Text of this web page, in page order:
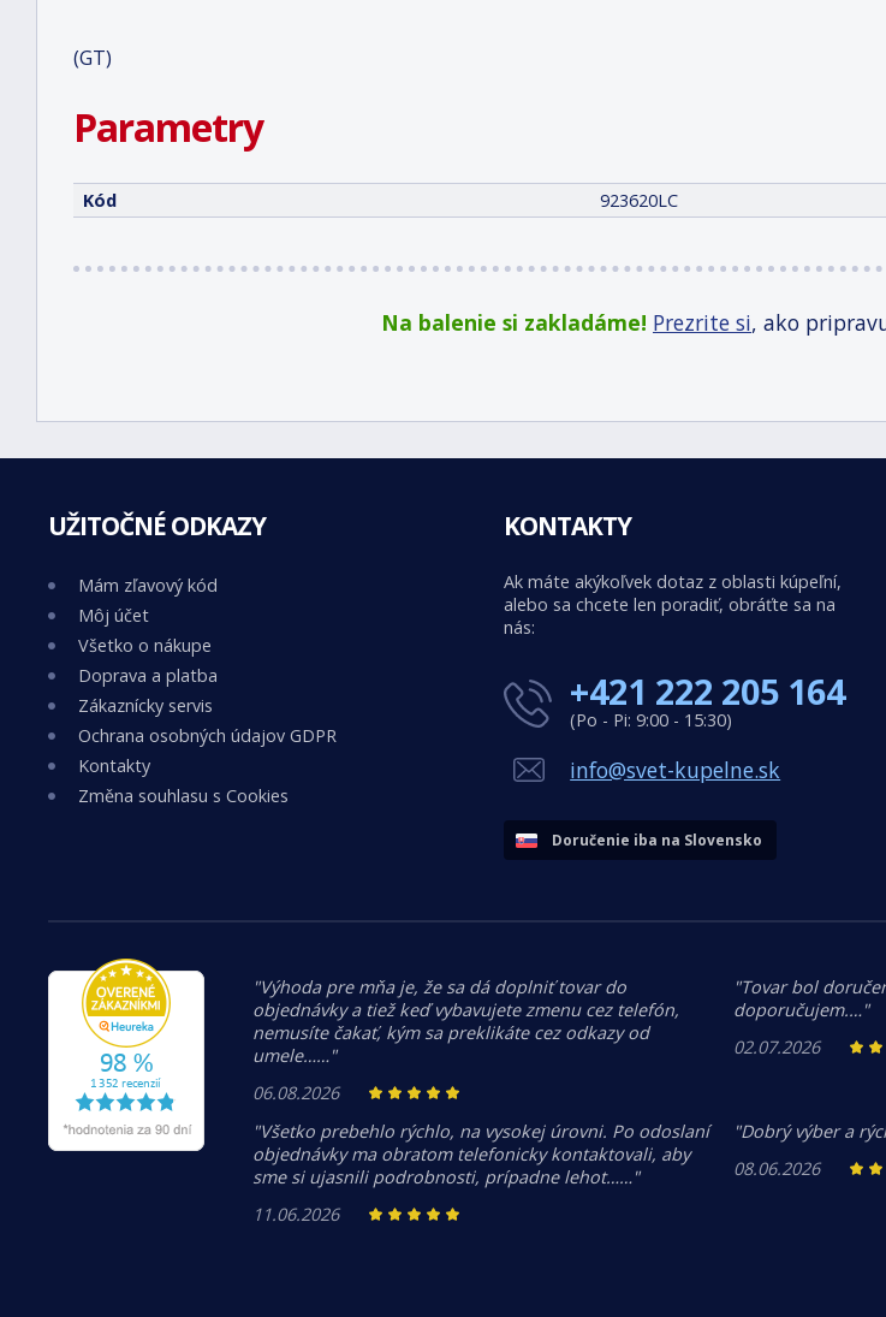
(GT)
Parametry
Kód 923620LC
Na balenie si zakladáme! Prezrite si, ako
UŽITOČNÉ ODKAZY
Mám zľavový kód
Môj účet
Všetko o nákupe
Doprava a platba
Zákaznícky servis
Ochrana osobných údajov GDPR
Kontakty
Změna souhlasu s Cookies
KONTAKTY
Ak máte akýkoľvek dotaz z oblasti kúpeľní,
alebo sa chcete len poradiť, obráťte sa na
nás:
+421 222 205 164
(Po - Pi: 9:00 - 15:30)
info@svet-kupelne.sk
Doručenie iba na Slovensko
"Výhoda pre mňa je, že sa dá doplniť tovar do
objednávky a tiež keď vybavujete zmenu cez telefón,
nemusíte čakať, kým sa preklikáte cez odkazy od
umele……"
06.08.2026
"Tovar bol
doporučujem.…"
02.07.2026
"Všetko prebehlo rýchlo, na vysokej úrovni. Po odoslaní
objednávky ma obratom telefonicky kontaktovali, aby
sme si ujasnili podrobnosti, prípadne lehot……"
11.06.2026
"Dobrý výber a
08.06.2026